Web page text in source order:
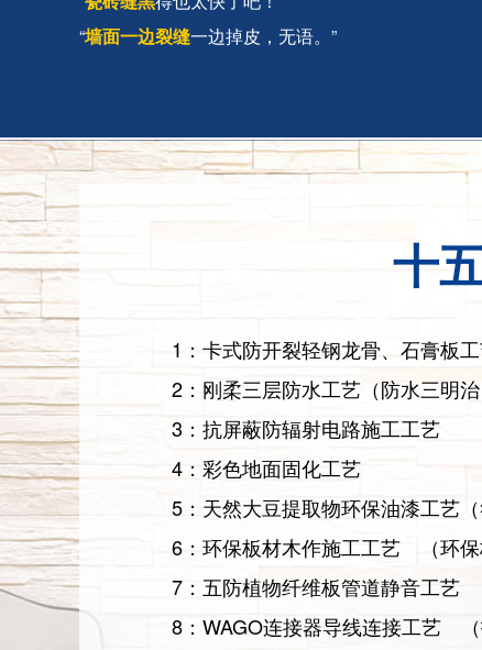
“墙面一边裂缝一边掉皮，无语。”
十
1：卡式防开裂轻钢龙骨、石膏板
2：刚柔三层防水工艺（防水三明治
3：抗屏蔽防辐射电路施工工艺
4：彩色地面固化工艺
5：天然大豆提取物环保油漆工艺
6：环保板材木作施工工艺 （环保
7：五防植物纤维板管道静音工艺
8：WAGO连接器导线连接工艺 （